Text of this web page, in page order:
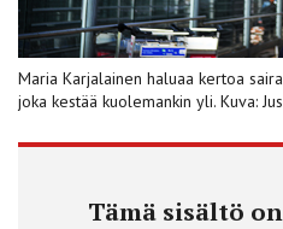
Maria Karjalainen haluaa kertoa
joka kestää kuolemankin yli. Kuva:
Tämä sisältö